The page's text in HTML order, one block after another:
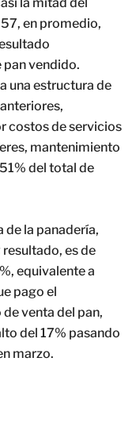
en promedio,
vendido.
una estructura de
costos de servicios
mantenimiento
del total de
de la panadería,
es de
equivalente a
pago el
venta del pan,
del 17% pasando
marzo.